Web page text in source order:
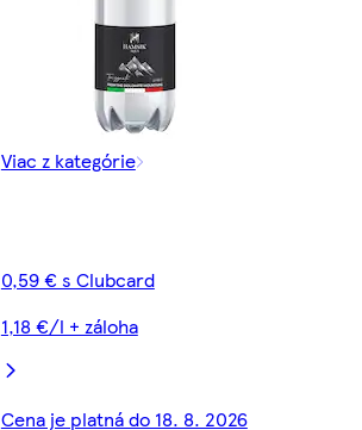
Viac z kategórie
0,59 € s Clubcard
1,18 €/l + záloha
Cena je platná do 18. 8. 2026